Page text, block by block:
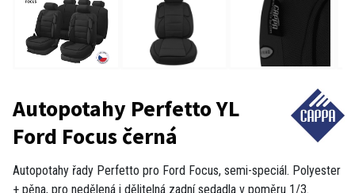
Autopotahy Perfetto YL
Ford Focus černá
Autopotahy řady Perfetto pro Ford Focus, semi-speciál. Polyester
+ pěna, pro nedělená i dělitelná zadní sedadla v poměru 1/3.